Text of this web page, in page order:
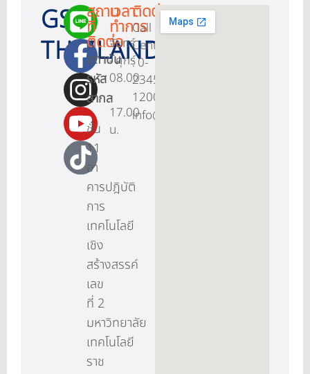
GS1
THAILAND
สถาน
ที่
ติดต่อ
สถาบัน
รหัส
สากล
ชั้น
11
อา
คารปฎิบัติ
การ
เทคโนโลยี
เชิง
สร้างสรรค์
เลข
ที่ 2
มหาวิทยาลัย
เทคโนโลยี
ราช
เวลา
ทำการ
จันทร์
- ศุกร์
08.00
-
17.00
น.
ติดต่อ
Call
Center
: 0-
2345-
1200
info@gs1thailand.org